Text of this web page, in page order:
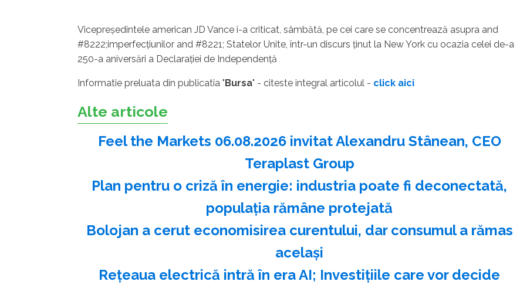
Vicepreşedintele american JD Vance i-a criticat, sâmbătă, pe cei care se concentrează asupra and
#8222;imperfecţiunilor and #8221; Statelor Unite, într-un discurs ţinut la New York cu ocazia celei de-a
250-a aniversări a Declaraţiei de Independenţă
Informatie preluata din publicatia " Bursa" - citeste integral articolul - click aici
Alte articole
Feel the Markets 06.08.2026 invitat Alexandru Stânean, CEO
Teraplast Group
Plan pentru o criză în energie: industria poate fi deconectată,
populaţia rămâne protejată
Bolojan a cerut economisirea curentului, dar consumul a rămas
acelaşi
Reţeaua electrică intră în era AI; Investiţiile care vor decide